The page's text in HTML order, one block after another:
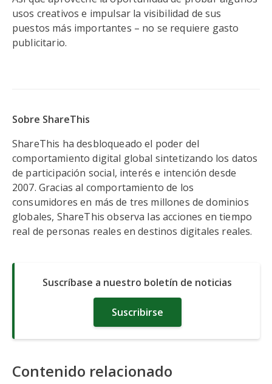
usos creativos e impulsar la visibilidad de sus
puestos más importantes – no se requiere gasto
publicitario.
Sobre ShareThis
ShareThis ha desbloqueado el poder del
comportamiento digital global sintetizando los datos
de participación social, interés e intención desde
2007. Gracias al comportamiento de los
consumidores en más de tres millones de dominios
globales, ShareThis observa las acciones en tiempo
real de personas reales en destinos digitales reales.
Suscríbase a nuestro boletín de noticias
Suscribirse
Contenido relacionado